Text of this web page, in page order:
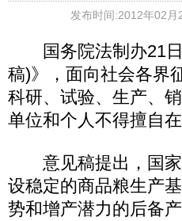
发布时间:2012年02月
国务院法制办21日
稿)》，面向社会各界
科研、试验、生产、
单位和个人不得擅自
意见稿提出，国家
设稳定的商品粮生产
势和增产潜力的后备